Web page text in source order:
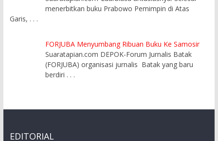
menerbitkan buku Prabowo Pemimpin di Atas
Garis, . . .
FORJUBA Menyumbang Ribuan Buku Ke Samosir
Suaratapian.com DEPOK-Forum Jurnalis Batak
(FORJUBA) organisasi jurnalis Batak yang baru
berdiri . . .
EDITORIAL